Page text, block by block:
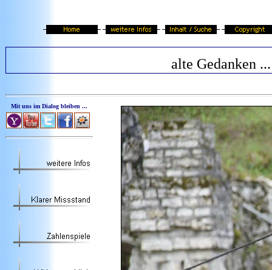
alte Gedanken ...
Mit uns im Dialog bleiben ...